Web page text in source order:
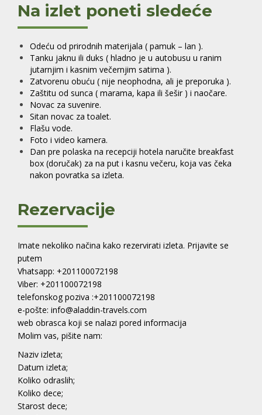
Na izlet poneti sledeće
Odeću od prirodnih materijala ( pamuk – lan ).
Tanku jaknu ili duks ( hladno je u autobusu u ranim
jutarnjim i kasnim večernjim satima ).
Zatvorenu obuću ( nije neophodna, ali je preporuka ).
Zaštitu od sunca ( marama, kapa ili šešir ) i naočare.
Novac za suvenire.
Sitan novac za toalet.
Flašu vode.
Foto i video kamera.
Dan pre polaska na recepciji hotela naručite breakfast
box (doručak) za na put i kasnu večeru, koja vas čeka
nakon povratka sa izleta.
Rezervacije
Imate nekoliko načina kako rezervirati izleta. Prijavite se
putem
Vhatsapp: +201100072198
Viber: +201100072198
telefonskog poziva :+201100072198
e-pošte: info@aladdin-travels.com
web obrasca koji se nalazi pored informacija
Molim vas, pišite nam:
Naziv izleta;
Datum izleta;
Koliko odraslih;
Koliko dece;
Starost dece;